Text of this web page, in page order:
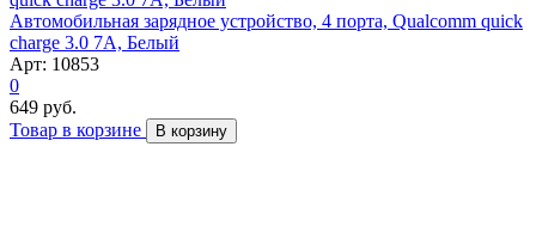
Автомобильная зарядное устройство, 4 порта, Qualcomm quick
charge 3.0 7А, Белый
Арт: 10853
0
649 руб.
Товар в корзине
В корзину